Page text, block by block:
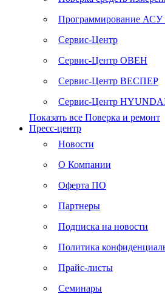
Программирование
Сервис-Центр
Сервис-Центр ОВЕН
Сервис-Центр ВЕСПЕР
Сервис-Центр
Показать все Поверка и ремонт
Пресс-центр
Новости
О Компании
Оферта ПО
Партнеры
Подписка на новости
Политика
Прайс-листы
Семинары